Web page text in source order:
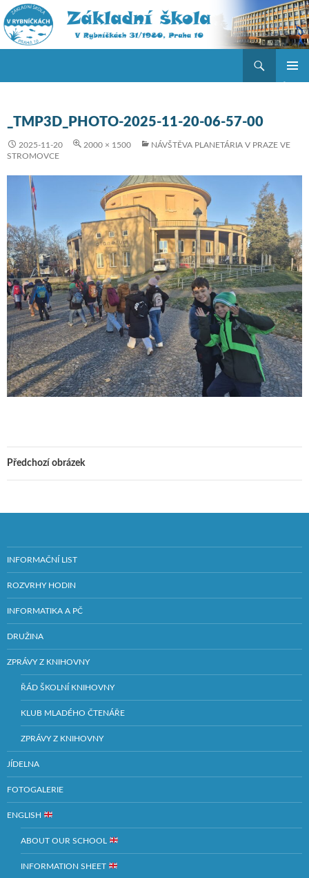
_TMP3D_PHOTO-2025-11-20-06-57-00
2025-11-20 2000 × 1500
NÁVŠTĚVA PLANETÁRIA V PRAZE VE
STROMOVCE
Předchozí obrázek
INFORMAČNÍ LIST
ROZVRHY HODIN
INFORMATIKA A PČ
DRUŽINA
ZPRÁVY Z KNIHOVNY
ŘÁD ŠKOLNÍ KNIHOVNY
KLUB MLADÉHO ČTENÁŘE
ZPRÁVY Z KNIHOVNY
JÍDELNA
FOTOGALERIE
ENGLISH
ABOUT OUR SCHOOL
INFORMATION SHEET